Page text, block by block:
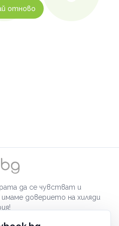
отново
да се чувстват и
доверието на хиляди